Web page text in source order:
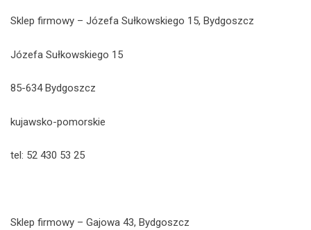
Sklep firmowy – Józefa Sułkowskiego 15, Bydgoszcz
Józefa Sułkowskiego 15
85-634 Bydgoszcz
kujawsko-pomorskie
tel: 52 430 53 25
Sklep firmowy – Gajowa 43, Bydgoszcz